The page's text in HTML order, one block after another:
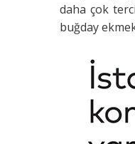
daha çok
buğday